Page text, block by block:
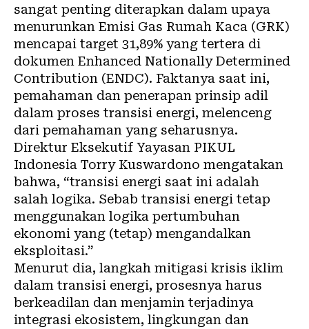
sangat penting diterapkan dalam upaya
menurunkan Emisi Gas Rumah Kaca (GRK)
mencapai target 31,89% yang tertera di
dokumen Enhanced Nationally Determined
Contribution (ENDC). Faktanya saat ini,
pemahaman dan penerapan prinsip adil
dalam proses transisi energi, melenceng
dari pemahaman yang seharusnya.
Direktur Eksekutif Yayasan PIKUL
Indonesia Torry Kuswardono mengatakan
bahwa, “transisi energi saat ini adalah
salah logika. Sebab transisi energi tetap
menggunakan logika pertumbuhan
ekonomi yang (tetap) mengandalkan
eksploitasi.”
Menurut dia, langkah mitigasi krisis iklim
dalam transisi energi, prosesnya harus
berkeadilan dan menjamin terjadinya
integrasi ekosistem, lingkungan dan